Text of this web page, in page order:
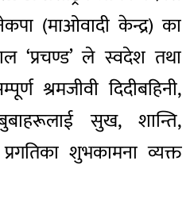
(माओवादी केन्द्र) का
‘प्रचण्ड’ ले स्वदेश तथा
श्रमजीवी दिदीबहिनी,
सुख, शान्ति,
प्रगतिका शुभकामना व्यक्त